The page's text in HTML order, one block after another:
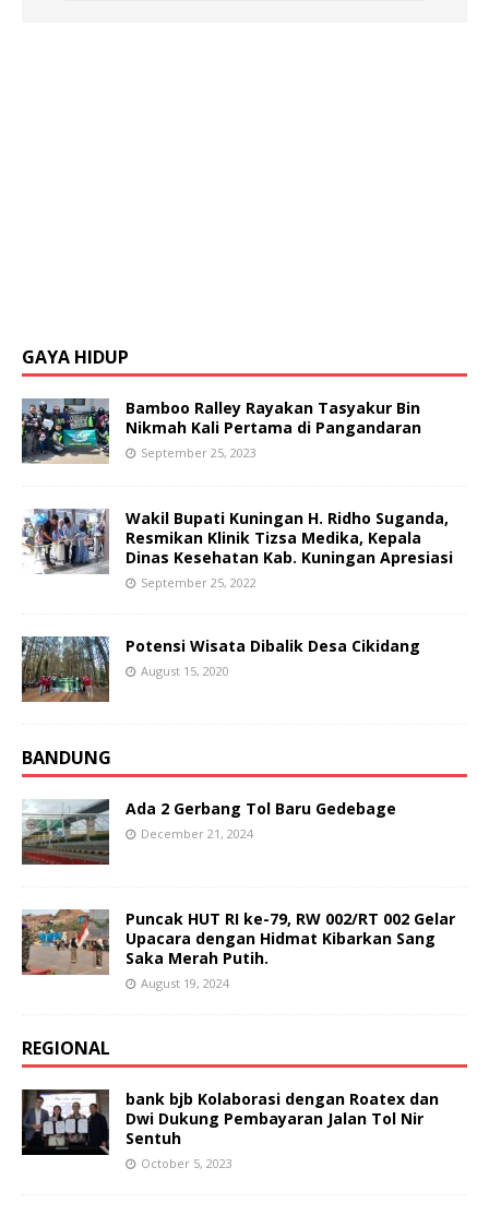
GAYA HIDUP
Bamboo Ralley Rayakan Tasyakur Bin
Nikmah Kali Pertama di Pangandaran
September 25, 2023
Wakil Bupati Kuningan H. Ridho Suganda,
Resmikan Klinik Tizsa Medika, Kepala
Dinas Kesehatan Kab. Kuningan Apresiasi
September 25, 2022
Potensi Wisata Dibalik Desa Cikidang
August 15, 2020
BANDUNG
Ada 2 Gerbang Tol Baru Gedebage
December 21, 2024
Puncak HUT RI ke-79, RW 002/RT 002 Gelar
Upacara dengan Hidmat Kibarkan Sang
Saka Merah Putih.
August 19, 2024
REGIONAL
bank bjb Kolaborasi dengan Roatex dan
Dwi Dukung Pembayaran Jalan Tol Nir
Sentuh
October 5, 2023